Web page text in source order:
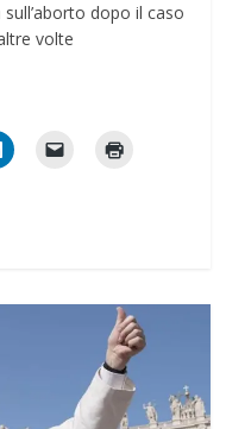
dopo il caso
volte